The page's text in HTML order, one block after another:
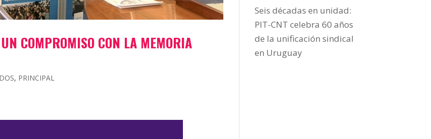
COMPROMISO CON LA MEMORIA
, PRINCIPAL
Seis décadas en unidad:
PIT-CNT celebra 60 años
de la unificación sindical
en Uruguay